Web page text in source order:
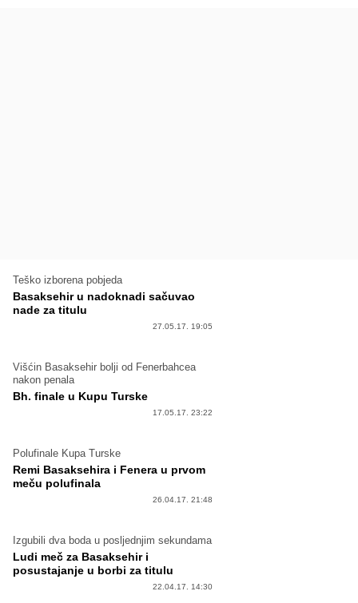
Teško izborena pobjeda
Basaksehir u nadoknadi sačuvao
nade za titulu
27.05.17. 19:05
Višćin Basaksehir bolji od Fenerbahcea
nakon penala
Bh. finale u Kupu Turske
17.05.17. 23:22
Polufinale Kupa Turske
Remi Basaksehira i Fenera u prvom
meču polufinala
26.04.17. 21:48
Izgubili dva boda u posljednjim sekundama
Ludi meč za Basaksehir i
posustajanje u borbi za titulu
22.04.17. 14:30